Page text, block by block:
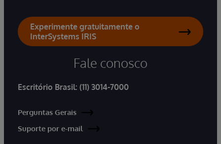
Experimente gratuitamente o
InterSystems IRIS
Fale conosco
Escritório Brasil: (11) 3014-7000
Perguntas Gerais
Suporte por e-mail